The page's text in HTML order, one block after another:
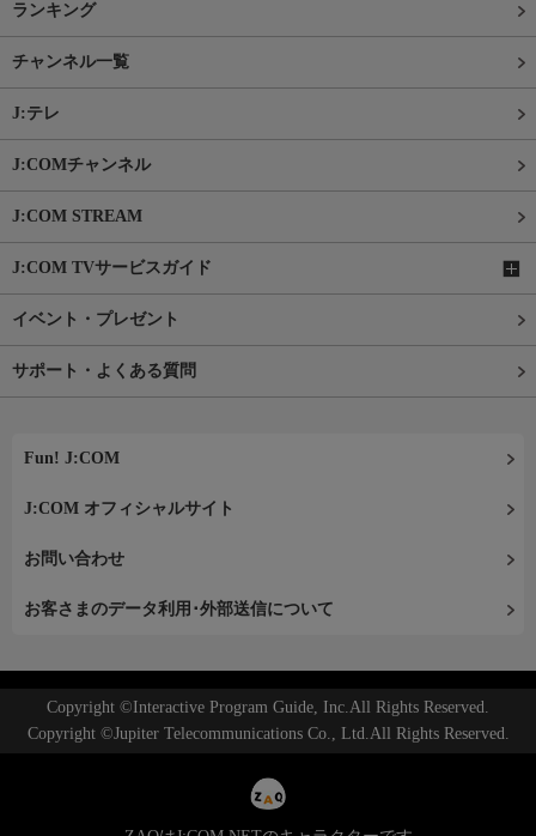
ランキング
チャンネル一覧
J:テレ
J:COMチャンネル
J:COM STREAM
J:COM TVサービスガイド
イベント・プレゼント
サポート・よくある質問
Fun! J:COM
J:COM オフィシャルサイト
お問い合わせ
お客さまのデータ利用･外部送信について
Copyright ©Interactive Program Guide, Inc.All Rights Reserved.
Copyright ©Jupiter Telecommunications Co., Ltd.All Rights Reserved.